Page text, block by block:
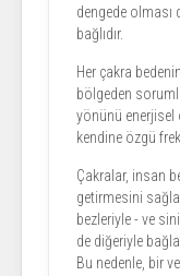
dengede olması
bağlıdır.
Her çakra
bölgeden
yönünü enerjisel
kendine özgü
Çakralar, insan
getirmesini
bezleriyle - ve
de diğeriyle
Bu nedenle, bir